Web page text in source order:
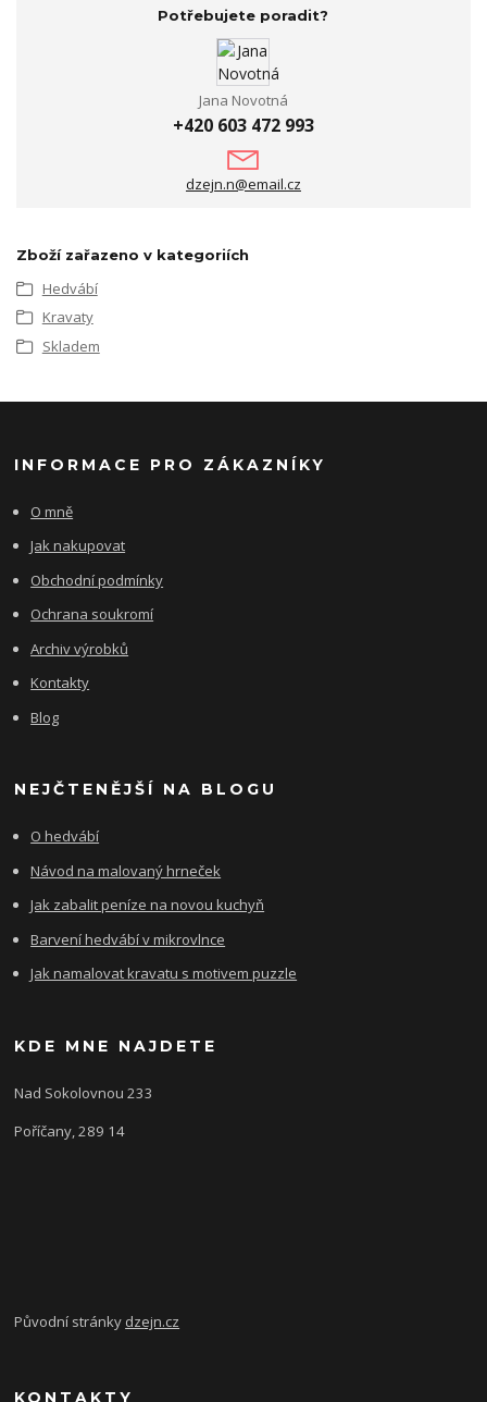
Potřebujete poradit?
Jana Novotná
+420 603 472 993
dzejn.n@email.cz
Zboží zařazeno v kategoriích
Hedvábí
Kravaty
Skladem
INFORMACE PRO ZÁKAZNÍKY
O mně
Jak nakupovat
Obchodní podmínky
Ochrana soukromí
Archiv výrobků
Kontakty
Blog
NEJČTENĚJŠÍ NA BLOGU
O hedvábí
Návod na malovaný hrneček
Jak zabalit peníze na novou kuchyň
Barvení hedvábí v mikrovlnce
Jak namalovat kravatu s motivem puzzle
KDE MNE NAJDETE
Nad Sokolovnou 233
Poříčany, 289 14
Původní stránky dzejn.cz
KONTAKTY